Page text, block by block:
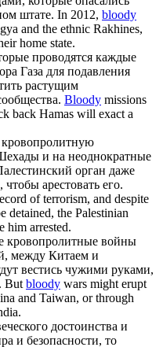
штате. In 2012, bloody
and the ethnic Rakhines,
home state.
проводятся каждые
Газа для подавления
растущим
Bloody missions
back Hamas will exact a
кровопролитную
и на неоднократные
орган даже
арестовать его.
of terrorism, and despite
detained, the Palestinian
him arrested.
кровопролитные войны
между Китаем и
вестись чужими руками,
Butbloody wars might erupt
and Taiwan, or through
достоинства и
и безопасности, то